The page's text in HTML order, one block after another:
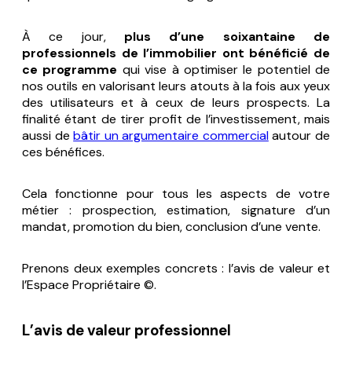
À ce jour, plus d’une soixantaine de
professionnels de l’immobilier ont bénéficié de
ce programme qui vise à optimiser le potentiel de
nos outils en valorisant leurs atouts à la fois aux yeux
des utilisateurs et à ceux de leurs prospects. La
finalité étant de tirer profit de l’investissement, mais
aussi debâtir un argumentaire commercialautour de
ces bénéfices.
Cela fonctionne pour tous les aspects de votre
métier : prospection, estimation, signature d’un
mandat, promotion du bien, conclusion d’une vente.
Prenons deux exemples concrets : l’avis de valeur et
l’Espace Propriétaire ©.
L’avis de valeur professionnel